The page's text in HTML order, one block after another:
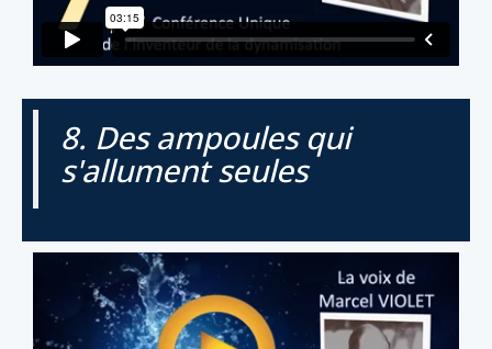
8. Des ampoules qui
s'allument seules